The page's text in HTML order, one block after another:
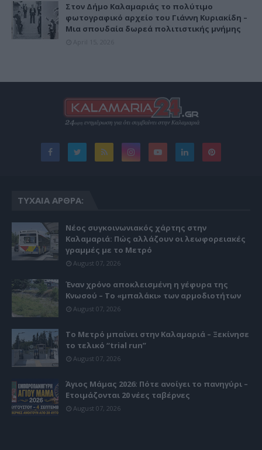
Στον Δήμο Καλαμαριάς το πολύτιμο
φωτογραφικό αρχείο του Γιάννη Κυριακίδη –
Μια σπουδαία δωρεά πολιτιστικής μνήμης
ΤΥΧΑΊΑ ΆΡΘΡΑ:
Νέος συγκοινωνιακός χάρτης στην
Καλαμαριά: Πώς αλλάζουν οι λεωφορειακές
γραμμές με το Μετρό
August 07, 2026
Έναν χρόνο αποκλεισμένη η γέφυρα της
Κνωσού – Το «μπαλάκι» των αρμοδιοτήτων
August 07, 2026
Το Μετρό μπαίνει στην Καλαμαριά – Ξεκίνησε
το τελικό “trial run”
August 07, 2026
Άγιος Μάμας 2026: Πότε ανοίγει το πανηγύρι –
Ετοιμάζονται 20 νέες ταβέρνες
August 07, 2026